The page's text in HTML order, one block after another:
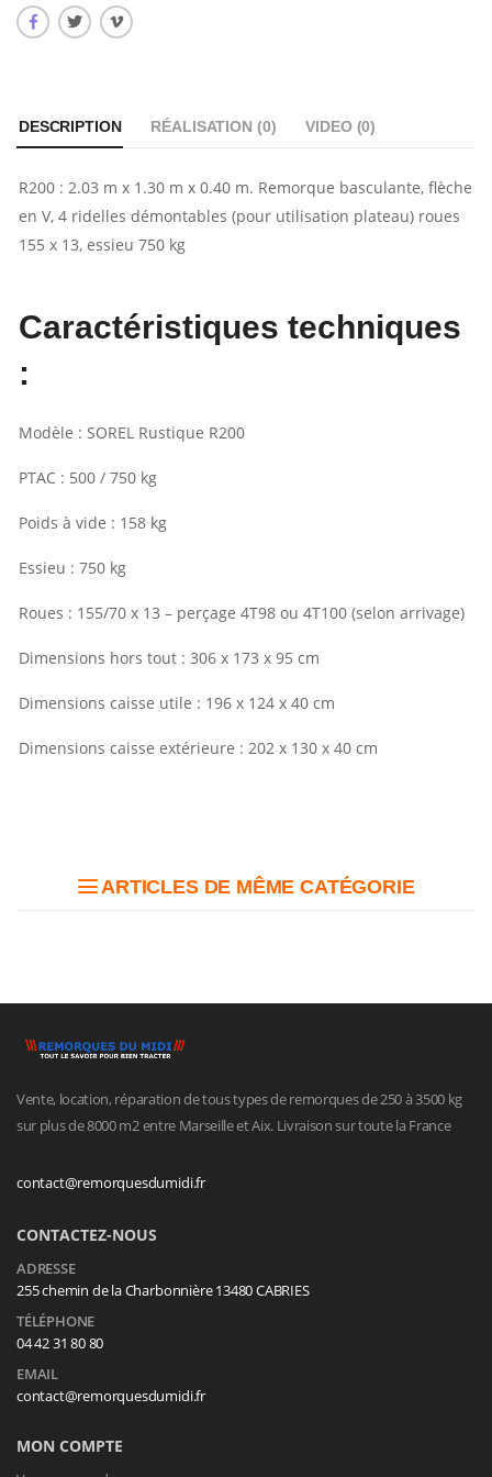
DESCRIPTION RÉALISATION (0) VIDEO (0)
R200 : 2.03 m x 1.30 m x 0.40 m. Remorque basculante, flèche
en V, 4 ridelles démontables (pour utilisation plateau) roues
155 x 13, essieu 750 kg
Caractéristiques techniques
:
Modèle : SOREL Rustique R200
PTAC : 500 / 750 kg
Poids à vide : 158 kg
Essieu : 750 kg
Roues : 155/70 x 13 – perçage 4T98 ou 4T100 (selon arrivage)
Dimensions hors tout : 306 x 173 x 95 cm
Dimensions caisse utile : 196 x 124 x 40 cm
Dimensions caisse extérieure : 202 x 130 x 40 cm
ARTICLES DE MÊME CATÉGORIE
Vente, location, réparation de tous types de remorques de 250 à 3500 kg
sur plus de 8000 m2 entre Marseille et Aix. Livraison sur toute la France
contact@remorquesdumidi.fr
CONTACTEZ-NOUS
ADRESSE
255 chemin de la Charbonnière 13480 CABRIES
TÉLÉPHONE
04 42 31 80 80
EMAIL
contact@remorquesdumidi.fr
MON COMPTE